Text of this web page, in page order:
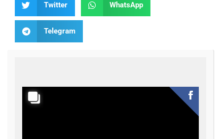
Twitter WhatsApp
Telegram